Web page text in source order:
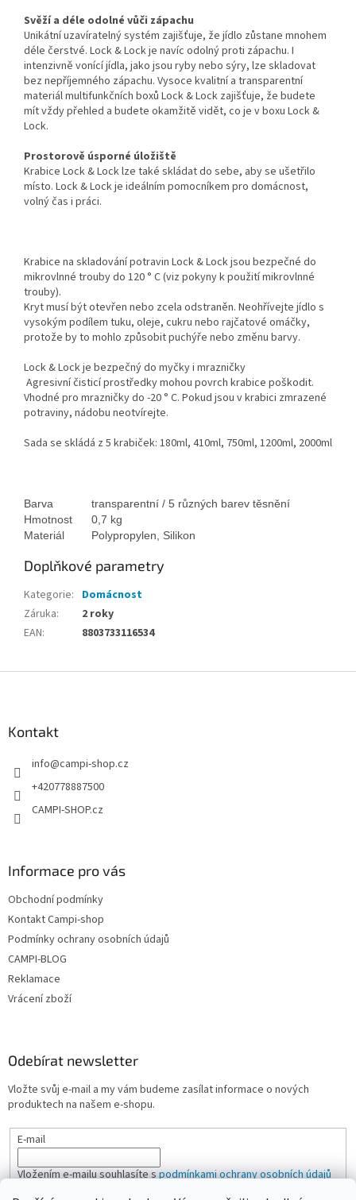
Svěží a déle odolné vůči zápachu
Unikátní uzavíratelný systém zajišťuje, že jídlo zůstane mnohem
déle čerstvé. Lock & Lock je navíc odolný proti zápachu. I
intenzivně vonící jídla, jako jsou ryby nebo sýry, lze skladovat
bez nepříjemného zápachu. Vysoce kvalitní a transparentní
materiál multifunkčních boxů Lock & Lock zajišťuje, že budete
mít vždy přehled a budete okamžitě vidět, co je v boxu Lock &
Lock.
Prostorově úsporné úložiště
Krabice Lock & Lock lze také skládat do sebe, aby se ušetřilo
místo. Lock & Lock je ideálním pomocníkem pro domácnost,
volný čas i práci.
Krabice na skladování potravin Lock & Lock jsou bezpečné do
mikrovlnné trouby do 120 ° C (viz pokyny k použití mikrovlnné
trouby).
Kryt musí být otevřen nebo zcela odstraněn. Neohřívejte jídlo s
vysokým podílem tuku, oleje, cukru nebo rajčatové omáčky,
protože by to mohlo způsobit puchýře nebo změnu barvy.
Lock & Lock je bezpečný do myčky i mrazničky
Agresivní čisticí prostředky mohou povrch krabice poškodit.
Vhodné pro mrazničky do -20 ° C. Pokud jsou v krabici zmrazené
potraviny, nádobu neotvírejte.
Sada se skládá z 5 krabiček: 180ml, 410ml, 750ml, 1200ml, 2000ml
Barva
transparentní / 5 různých barev těsnění
Hmotnost
0,7 kg
Materiál
Polypropylen, Silikon
Doplňkové parametry
Kategorie: Domácnost
Záruka:
2 roky
EAN: 8803733116534
Kontakt
info@campi-shop.cz
+420778887500
CAMPI-SHOP.cz
Informace pro vás
Obchodní podmínky
Kontakt Campi-shop
Podmínky ochrany osobních údajů
CAMPI-BLOG
Reklamace
Vrácení zboží
Odebírat newsletter
Vložte svůj e-mail a my vám budeme zasílat informace o nových
produktech na našem e-shopu.
E-mail
Vložením e-mailu souhlasíte spodmínkami ochrany osobních údajů